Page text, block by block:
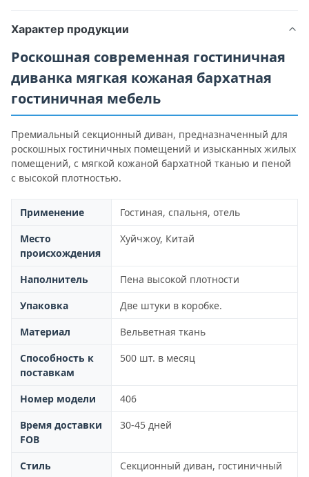
Характер продукции
Роскошная современная гостиничная
диванка мягкая кожаная бархатная
гостиничная мебель
Премиальный секционный диван, предназначенный для
роскошных гостиничных помещений и изысканных жилых
помещений, с мягкой кожаной бархатной тканью и пеной
с высокой плотностью.
Применение
Гостиная, спальня, отель
Место
происхождения
Хуйчжоу, Китай
Наполнитель
Пена высокой плотности
Упаковка
Две штуки в коробке.
Материал
Вельветная ткань
Способность к
поставкам
500 шт. в месяц
Номер модели
406
Время доставки
FOB
30-45 дней
Стиль
Секционный диван, гостиничный